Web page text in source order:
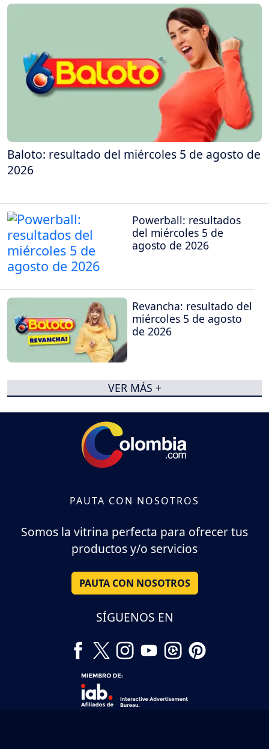
Baloto: resultado del miércoles 5 de agosto de
2026
Powerball: resultados
del miércoles 5 de
agosto de 2026
Revancha: resultado del
miércoles 5 de agosto
de 2026
VER MÁS +
PAUTA CON NOSOTROS
Somos la vitrina perfecta para ofrecer tus
productos y/o servicios
PAUTA CON NOSOTROS
SÍGUENOS EN